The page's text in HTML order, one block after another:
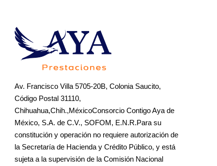
Av. Francisco Villa 5705-20B, Colonia Saucito,
Código Postal 31110,
Chihuahua,Chih.,MéxicoConsorcio Contigo Aya de
México, S.A. de C.V., SOFOM, E.N.R.Para su
constitución y operación no requiere autorización de
la Secretaría de Hacienda y Crédito Público, y está
sujeta a la supervisión de la Comisión Nacional